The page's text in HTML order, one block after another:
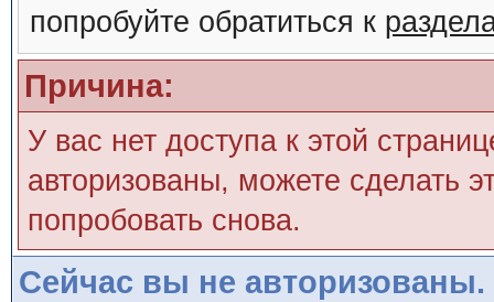
попробуйте обратиться к
Причина:
У вас нет доступа к этой
авторизованы, можете сделать
попробовать снова.
Сейчас вы не авторизованы.